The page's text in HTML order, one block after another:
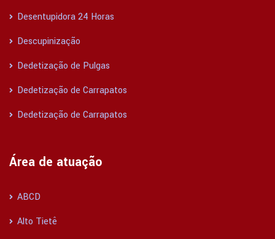
Desentupidora 24 Horas
Descupinização
Dedetização de Pulgas
Dedetização de Carrapatos
Dedetização de Carrapatos
Área de atuação
ABCD
Alto Tietê